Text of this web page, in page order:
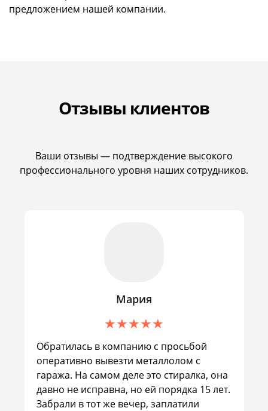
предложением нашей компании.
Отзывы клиентов
Ваши отзывы — подтверждение высокого
профессионального уровня наших сотрудников.
Мария
Обратилась в компанию с просьбой
оперативно вывезти металлолом с
гаража. На самом деле это стиралка, она
давно не исправна, но ей порядка 15 лет.
Забрали в тот же вечер, заплатили